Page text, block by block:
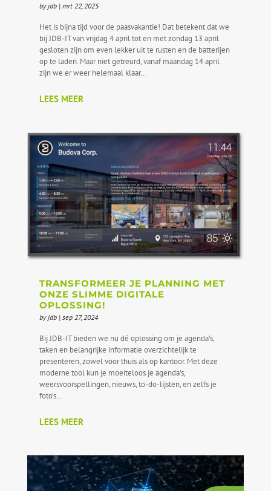
byjdb| mrt 22, 2025
Het is bijna tijd voor de paasvakantie! Dat betekent dat we
bij JDB-IT van vrijdag 4 april tot en met zondag 13 april
gesloten zijn om even lekker uit te rusten en de batterijen
op te laden. Maar niet getreurd, vanaf maandag 14 april
zijn we er weer helemaal klaar...
LEES MEER
TRANSFORMEER JE PLANNING MET
ONZE SLIMME DIGITALE
OPLOSSING!
byjdb| sep 27, 2024
Bij JDB-IT bieden we nu dé oplossing om je agenda’s,
taken en belangrijke informatie overzichtelijk te
presenteren, zowel voor thuis als op kantoor. Met deze
moderne tool kun je moeiteloos je agenda's,
weersvoorspellingen, nieuws, to-do-lijsten, en zelfs je
foto's...
LEES MEER